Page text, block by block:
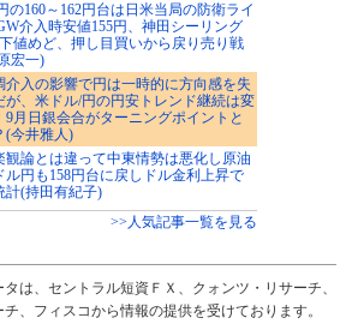
の160～162円台は日米当局の防衛ライ
介入時安値155円、神田シーリング
値めど、押し目買いから戻り売り戦
宏一)
介入の影響で円は一時的に方向感を失
が、米ドル/円の円安トレンド継続は変
9月日銀会合がターニングポイントと
(今井雅人)
観論とは違って中東情勢は悪化し原油
ル円も158円台に戻しドル金利上昇で
計(持田有紀子)
>>人気記事一覧を見る
は、セントラル短資ＦＸ、クォンツ・リサーチ、
、フィスコから情報の提供を受けております。